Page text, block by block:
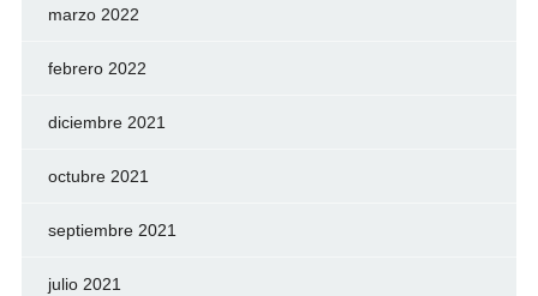
marzo 2022
febrero 2022
diciembre 2021
octubre 2021
septiembre 2021
julio 2021